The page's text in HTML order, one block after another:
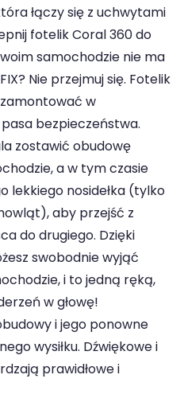
łączy się z uchwytami
fotelik Coral 360 do
samochodzie nie ma
Nie przejmuj się. Fotelik
w
bezpieczeństwa.
zostawić obudowę
a w tym czasie
lekkiego nosidełka (tylko
aby przejść z
do drugiego. Dzięki
swobodnie wyjąć
i to jedną ręką,
w głowę!
i jego ponowne
wysiłku. Dźwiękowe i
prawidłowe i